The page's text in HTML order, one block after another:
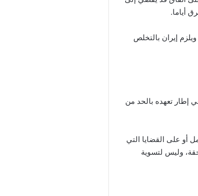
أياما.
إيران بالتخلص
إطار تعهده بالحد من
أو على القضايا التي
وليس لتسوية